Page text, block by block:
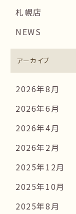
札幌店
NEWS
アーカイブ
2026年8月
2026年6月
2026年4月
2026年2月
2025年12月
2025年10月
2025年8月